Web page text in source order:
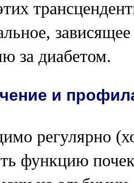
за диабетом.
и
регулярно
функцию